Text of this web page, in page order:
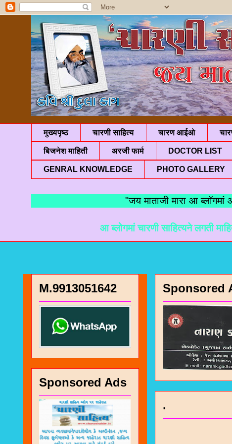
मुख्यपृष्ठ चारणी साहित्य चारण आईओ
बिजनेश माहिती अरजी फार्म DOCTOR LIST
GENRAL KNOWLEDGE PHOTO GALLERY
"जय माताजी मारा आ ब्लॉगमां
आ ब्लोगमां चारणी साहित्यने लगती माहिती
Sponsored
.
M.9913051642
Sponsored Ads